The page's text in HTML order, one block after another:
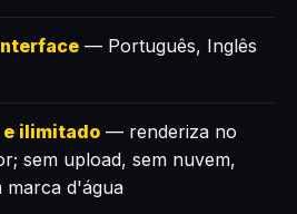
— Português, Inglês
e ilimitado — renderiza no
sem upload, sem nuvem,
marca d'água